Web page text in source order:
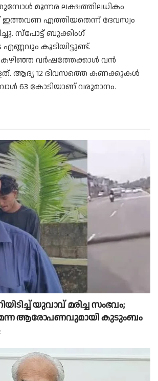
മൂന്നര ലക്ഷത്തിലധികം
ഇത്തവണ എത്തിയതെന്ന് ദേവസ്വം
സ്പോട്ട് ബുക്കിം​ഗ്
കൂടിയിട്ടുണ്ട്.
വർഷത്തേക്കാൾ വൻ
ആദ്യ 12 ദിവസത്തെ കണക്കുകൾ
63 കോടിയാണ് വരുമാനം.
യുവാവ് മരിച്ച സംഭവം;
ആരോപണവുമായി കുടുംബം